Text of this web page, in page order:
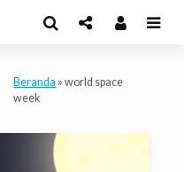
Beranda »world space
week